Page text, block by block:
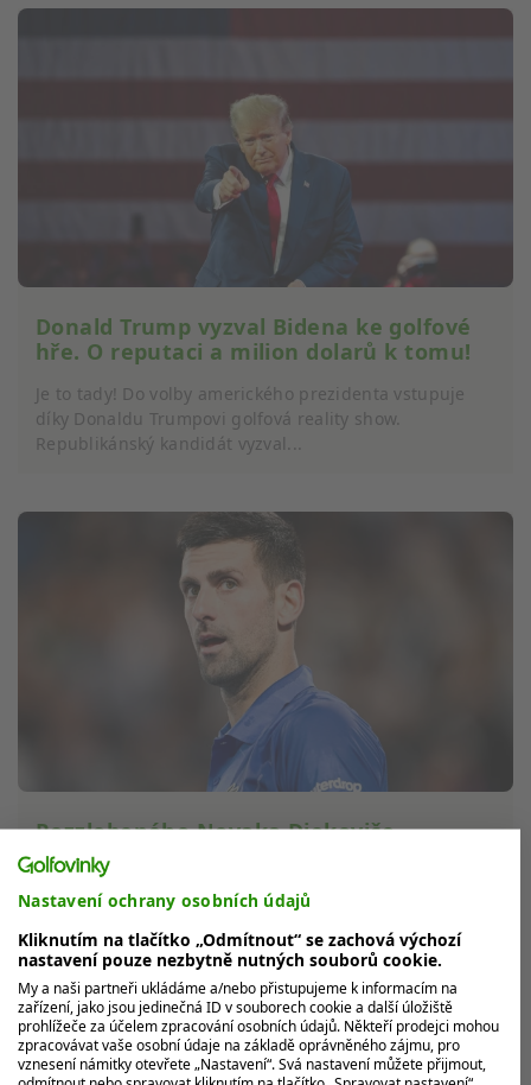
Donald Trump vyzval Bidena ke golfové
hře. O reputaci a milion dolarů k tomu!
Je to tady! Do volby amerického prezidenta vstupuje
díky Donaldu Trumpovi golfová reality show.
Republikánský kandidát vyzval...
Rozzlobeného Novaka Djokoviče
uklidňuje během Wimbledonu i golfová
hvězda
tenista Novak Djokovič nepatří mezi nejsympatičtější
sportovce. K jeho...
Nastavení ochrany osobních údajů
Kliknutím na tlačítko „Odmítnout“ se zachová výchozí
nastavení pouze nezbytně nutných souborů cookie.
My a naši partneři ukládáme a/nebo přistupujeme k informacím na
zařízení, jako jsou jedinečná ID v souborech cookie a další úložiště
prohlížeče za účelem zpracování osobních údajů. Někteří prodejci mohou
zpracovávat vaše osobní údaje na základě oprávněného zájmu, pro
vznesení námitky otevřete „Nastavení“. Svá nastavení můžete přijmout,